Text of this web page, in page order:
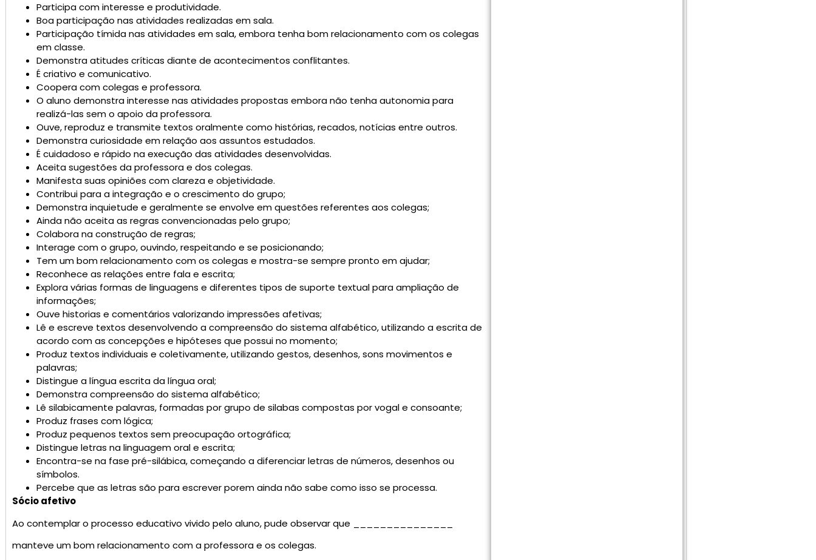
Participa com interesse e produtividade.
Boa participação nas atividades realizadas em sala.
Participação tímida nas atividades em sala, embora tenha bom relacionamento com os colegas
em classe.
Demonstra atitudes críticas diante de acontecimentos conflitantes.
É criativo e comunicativo.
Coopera com colegas e professora.
O aluno demonstra interesse nas atividades propostas embora não tenha autonomia para
realizá-las sem o apoio da professora.
Ouve, reproduz e transmite textos oralmente como histórias, recados, notícias entre outros.
Demonstra curiosidade em relação aos assuntos estudados.
É cuidadoso e rápido na execução das atividades desenvolvidas.
Aceita sugestões da professora e dos colegas.
Manifesta suas opiniões com clareza e objetividade.
Contribui para a integração e o crescimento do grupo;
Demonstra inquietude e geralmente se envolve em questões referentes aos colegas;
Ainda não aceita as regras convencionadas pelo grupo;
Colabora na construção de regras;
Interage com o grupo, ouvindo, respeitando e se posicionando;
Tem um bom relacionamento com os colegas e mostra-se sempre pronto em ajudar;
Reconhece as relações entre fala e escrita;
Explora várias formas de linguagens e diferentes tipos de suporte textual para ampliação de
informações;
Ouve historias e comentários valorizando impressões afetivas;
Lê e escreve textos desenvolvendo a compreensão do sistema alfabético, utilizando a escrita de
acordo com as concepções e hipóteses que possui no momento;
Produz textos individuais e coletivamente, utilizando gestos, desenhos, sons movimentos e
palavras;
Distingue a língua escrita da língua oral;
Demonstra compreensão do sistema alfabético;
Lê silabicamente palavras, formadas por grupo de silabas compostas por vogal e consoante;
Produz frases com lógica;
Produz pequenos textos sem preocupação ortográfica;
Distingue letras na linguagem oral e escrita;
Encontra-se na fase pré-silábica, começando a diferenciar letras de números, desenhos ou
símbolos.
Percebe que as letras são para escrever porem ainda não sabe como isso se processa.
Sócio afetivo
Ao contemplar o processo educativo vivido pelo aluno, pude observar que _______________
manteve um bom relacionamento com a professora e os colegas.